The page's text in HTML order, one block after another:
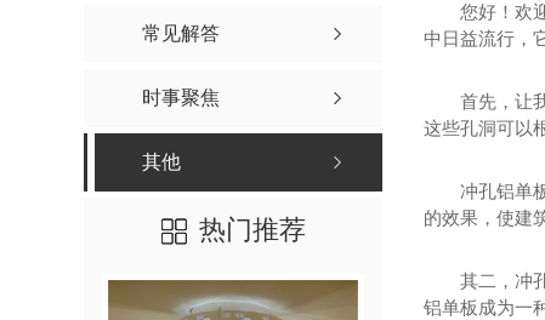
常见解答
时事聚焦
其他
热门推荐
您好！欢
中日益流行，
首先，让
这些孔洞可以
冲孔铝单
的效果，使建
其二，冲
铝单板成为一